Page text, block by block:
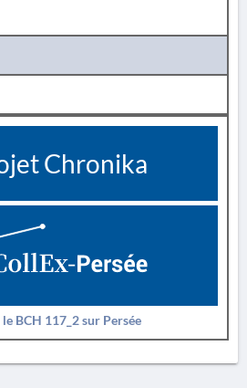
Chronika
BCH 117_2 sur Persée